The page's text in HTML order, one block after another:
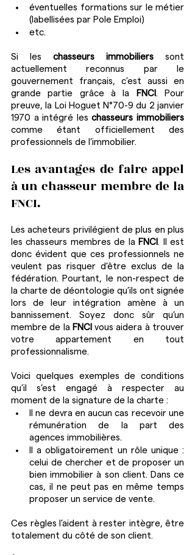
éventuelles formations sur le métier
(labellisées par Pole Emploi)
etc.
Si les chasseurs immobiliers sont
actuellement reconnus par le
gouvernement français, c’est aussi en
grande partie grâce à la
FNCI . Pour
preuve, la Loi Hoguet N°70-9 du 2 janvier
1970 a intégré les chasseurs immobiliers
comme étant officiellement des
professionnels de l’immobilier.
Les avantages de faire appel
à un chasseur membre de la
FNCI.
Les acheteurs privilégient de plus en plus
les chasseurs membres de la FNCI. Il est
donc évident que ces professionnels ne
veulent pas risquer d’être exclus de la
fédération. Pourtant, le non-respect de
la charte de déontologie qu’ils ont signée
lors de leur intégration amène à un
bannissement. Soyez donc sûr qu’un
membre de la FNCI vous aidera à trouver
votre appartement en tout
professionnalisme.
Voici quelques exemples de conditions
qu’il s’est engagé à respecter au
moment de la signature de la charte :
Il ne devra en aucun cas recevoir une
rémunération de la part des
agences immobilières.
Il a obligatoirement un rôle unique :
celui de chercher et de proposer un
bien immobilier à son client. Dans ce
cas, il ne peut pas en même temps
proposer un service de vente.
Ces règles l’aident à rester intègre, être
totalement du côté de son client.